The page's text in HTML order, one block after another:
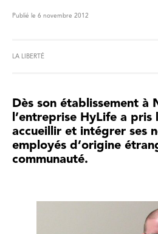
Publié le 6 novembre 2012
LA LIBERTÉ
Dès son établissement à
l’entreprise HyLife a pris
accueillir et intégrer ses
employés d’origine
communauté.